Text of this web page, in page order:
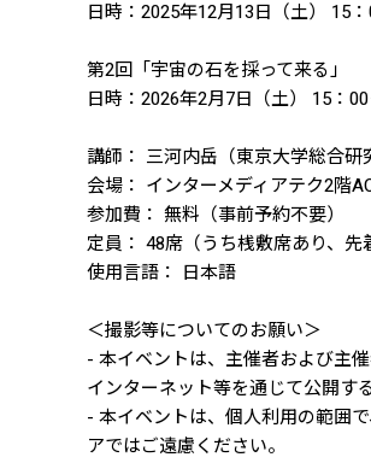
日時：2025年12月13日（土） 15
第2回「宇宙の石を採って来る」
日時：2026年2月7日（土） 15：
講師： 三河内岳（東京大学総合研
会場： インターメディアテク2階
参加費： 無料（事前予約不要）
定員： 48席（うち桟敷席あり、先
使用言語： 日本語
＜撮影等についてのお願い＞
- 本イベントは、主催者および主
インターネット等を通じて公開す
- 本イベントは、個人利用の範囲
アではご遠慮ください。